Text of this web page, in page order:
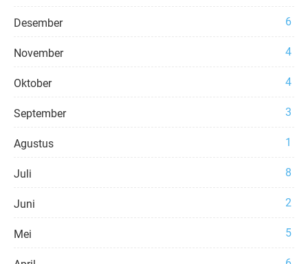
Desember 6
November 4
Oktober 4
September 3
Agustus 1
Juli 8
Juni 2
Mei 5